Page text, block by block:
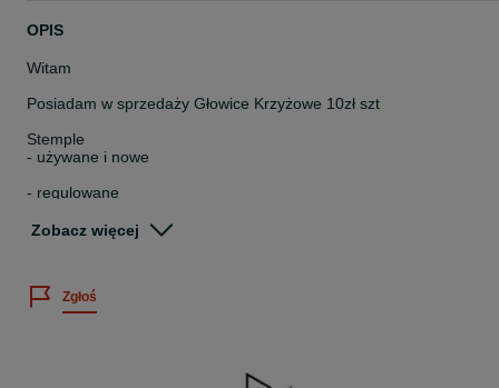
OPIS
Witam
Posiadam w sprzedaży Głowice Krzyżowe 10zł szt
Stemple
- używane i nowe
- regulowane
- ocynkowane i malowane
Dostępna nośność stempli 8KN, 10 KN, 12KN, 14KN, 20KN
Zobacz więcej
Zgłoś